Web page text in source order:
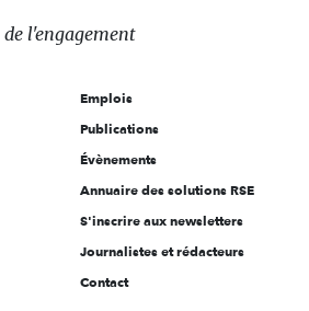
de l'engagement
Emplois
Publications
Évènements
Annuaire des solutions RSE
S'inscrire aux newsletters
Journalistes et rédacteurs
Contact